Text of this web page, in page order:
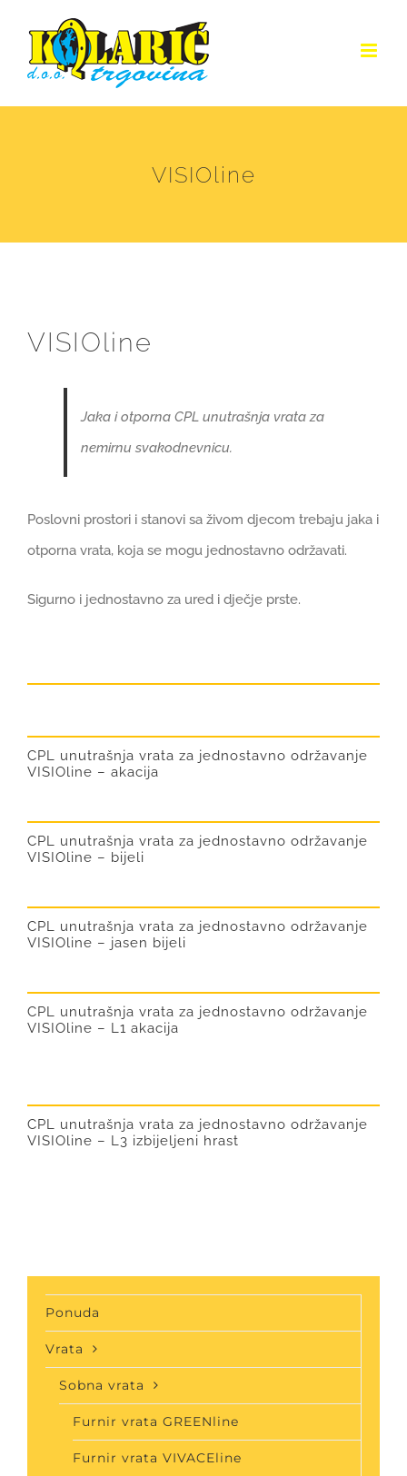
content
VISIOline
VISIOline
Jaka i otporna CPL unutrašnja vrata za
nemirnu svakodnevnicu.
Poslovni prostori i stanovi sa živom djecom trebaju jaka i
otporna vrata, koja se mogu jednostavno održavati.
Sigurno i jednostavno za ured i dječje prste.
CPL unutrašnja vrata za jednostavno održavanje
VISIOline – akacija
CPL unutrašnja vrata za jednostavno održavanje
VISIOline – bijeli
CPL unutrašnja vrata za jednostavno održavanje
VISIOline – jasen bijeli
CPL unutrašnja vrata za jednostavno održavanje
VISIOline – L1 akacija
CPL unutrašnja vrata za jednostavno održavanje
VISIOline – L3 izbijeljeni hrast
Ponuda
Vrata
Sobna vrata
Furnir vrata GREENline
Furnir vrata VIVACEline